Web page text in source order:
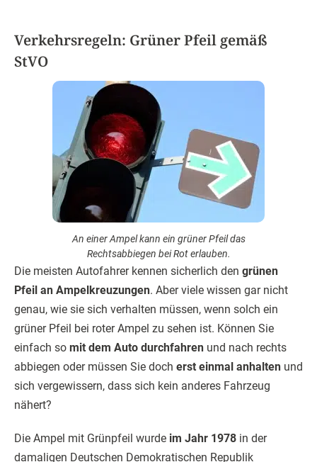
Verkehrsregeln: Grüner Pfeil gemäß
StVO
An einer Ampel kann ein grüner Pfeil das
Rechtsabbiegen bei Rot erlauben.
Die meisten Autofahrer kennen sicherlich den grünen
Pfeil an Ampelkreuzungen. Aber viele wissen gar nicht
genau, wie sie sich verhalten müssen, wenn solch ein
grüner Pfeil bei roter Ampel zu sehen ist. Können Sie
einfach so mit dem Auto durchfahren und nach rechts
abbiegen oder müssen Sie doch erst einmal anhalten und
sich vergewissern, dass sich kein anderes Fahrzeug
nähert?
Die Ampel mit Grünpfeil wurde im Jahr 1978 in der
damaligen Deutschen Demokratischen Republik